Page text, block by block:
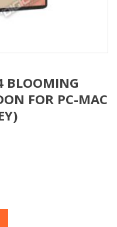
BLOOMING
FOR PC-MAC